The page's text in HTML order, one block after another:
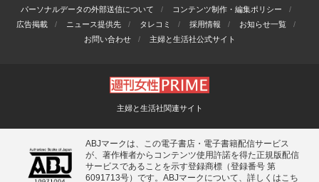
パーソナルデータの外部送信について
コンテンツ制作・編集ポリシー
広告掲載
ニュース提供先 タレコミ 採用情報
お知らせ一覧
お問い合わせ
主婦と生活社公式サイト
主婦と生活社関連サイト
ABJマークは、この電子書店・電子書籍配信サービス
が、著作権者からコンテンツ使用許諾を得た正規版配信
サービスであることを示す登録商標（登録番号 第
6091713号）です。ABJマークについて、詳しくはこち